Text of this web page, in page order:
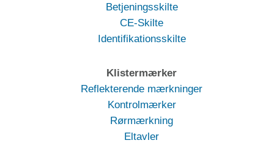
Betjeningsskilte
CE-Skilte
Identifikationsskilte
Klistermærker
Reflekterende mærkninger
Kontrolmærker
Rørmærkning
Eltavler